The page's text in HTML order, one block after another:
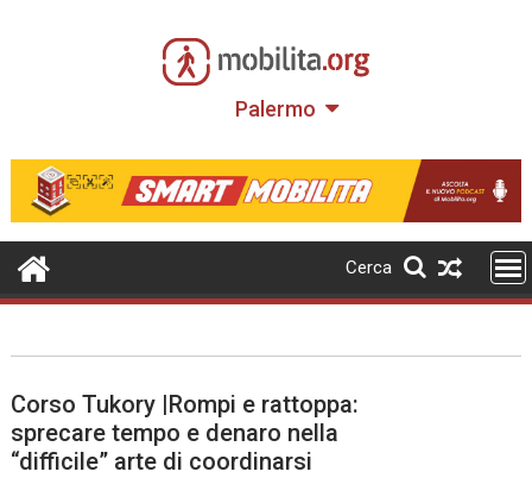
Palermo
Cerca
Corso Tukory |Rompi e rattoppa:
sprecare tempo e denaro nella
“difficile” arte di coordinarsi